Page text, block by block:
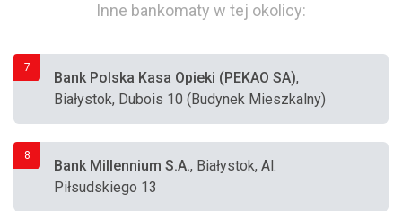
Inne bankomaty w tej okolicy:
7
Bank Polska Kasa Opieki (PEKAO SA),
Białystok, Dubois 10 (Budynek Mieszkalny)
8
Bank Millennium S.A., Białystok, Al.
Piłsudskiego 13